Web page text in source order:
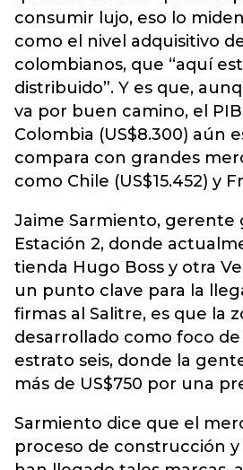
consumir lujo, eso lo
como el nivel adquisitivo
colombianos, que “aquí
distribuido”. Y es que,
va por buen camino, el
Colombia (US$8.300) aún
compara con grandes
como Chile (US$15.452) y
Jaime Sarmiento, gerente
Estación 2, donde
tienda Hugo Boss y otra
un punto clave para la
firmas al Salitre, es que la
desarrollado como foco
estrato seis, donde la
más de US$750 por una
Sarmiento dice que el
proceso de construcción